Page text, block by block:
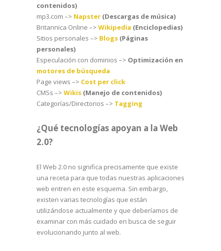
contenidos)
mp3.com –> Napster (Descargas de música)
Britannica Online –> Wikipedia (Enciclopedias)
Sitios personales –> Blogs (Páginas
personales)
Especulación con dominios –> Optimización en
motores de búsqueda
Page views –> Cost per click
CMSs –> Wikis (Manejo de contenidos)
Categorías/Directorios –> Tagging
¿Qué tecnologías apoyan a la Web
2.0?
El Web 2.0 no significa precisamente que existe
una receta para que todas nuestras aplicaciones
web entren en este esquema. Sin embargo,
existen varias tecnologías que están
utilizándose actualmente y que deberíamos de
examinar con más cuidado en busca de seguir
evolucionando junto al web.